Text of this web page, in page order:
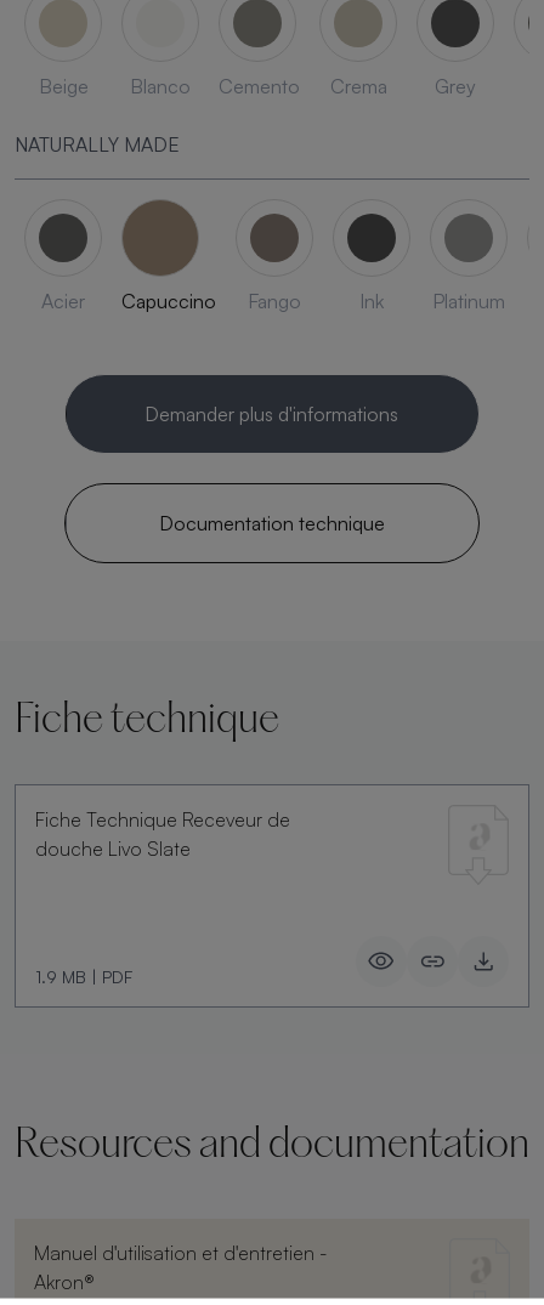
Beige Blanco Cemento Crema Grey
NATURALLY MADE
Acier Capuccino Fango Ink Platinum
Demander plus d'informations
Documentation technique
Fiche technique
Fiche Technique Receveur de
douche Livo Slate
1.9 MB | PDF
Resources and documentation
Manuel d'utilisation et d'entretien -
Akron®